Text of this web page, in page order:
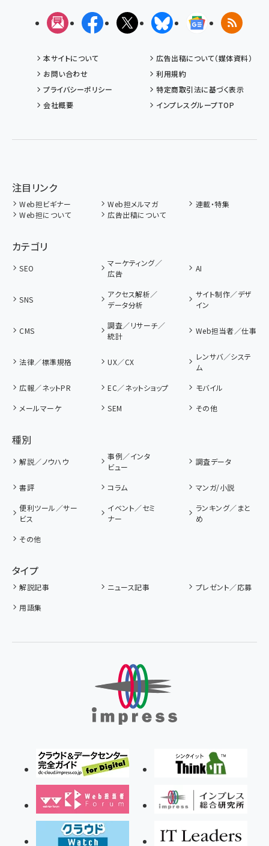
メルマガFacebookX(エックス)BlueskyGoogleニュ
RSS
本サイトについて
広告出稿について（媒体資料）
お問い合わせ
利用規約
プライバシーポリシー
特定商取引法に基づく表示
会社概要
インプレスグループTOP
注目リンク
Web担ビギナー Web担メルマガ
連載・特集
Web担について
広告出稿について
カテゴリ
SEO
マーケティング／
広告
AI
SNS
アクセス解析／
データ分析
サイト制作／デザ
イン
CMS
調査／リサーチ／
統計
Web担当者／仕事
法律／標準規格 UX／CX
レンサバ／システ
ム
広報／ネットPR
EC／ネットショップ
モバイル
メールマーケ
SEM その他
種別
解説／ノウハウ
事例／インタ
ビュー
調査データ
書評 コラム
マンガ/小説
便利ツール／サー
ビス
イベント／セミ
ナー
ランキング／まと
め
その他
タイプ
解説記事 ニュース記事
プレゼント／応募
用語集